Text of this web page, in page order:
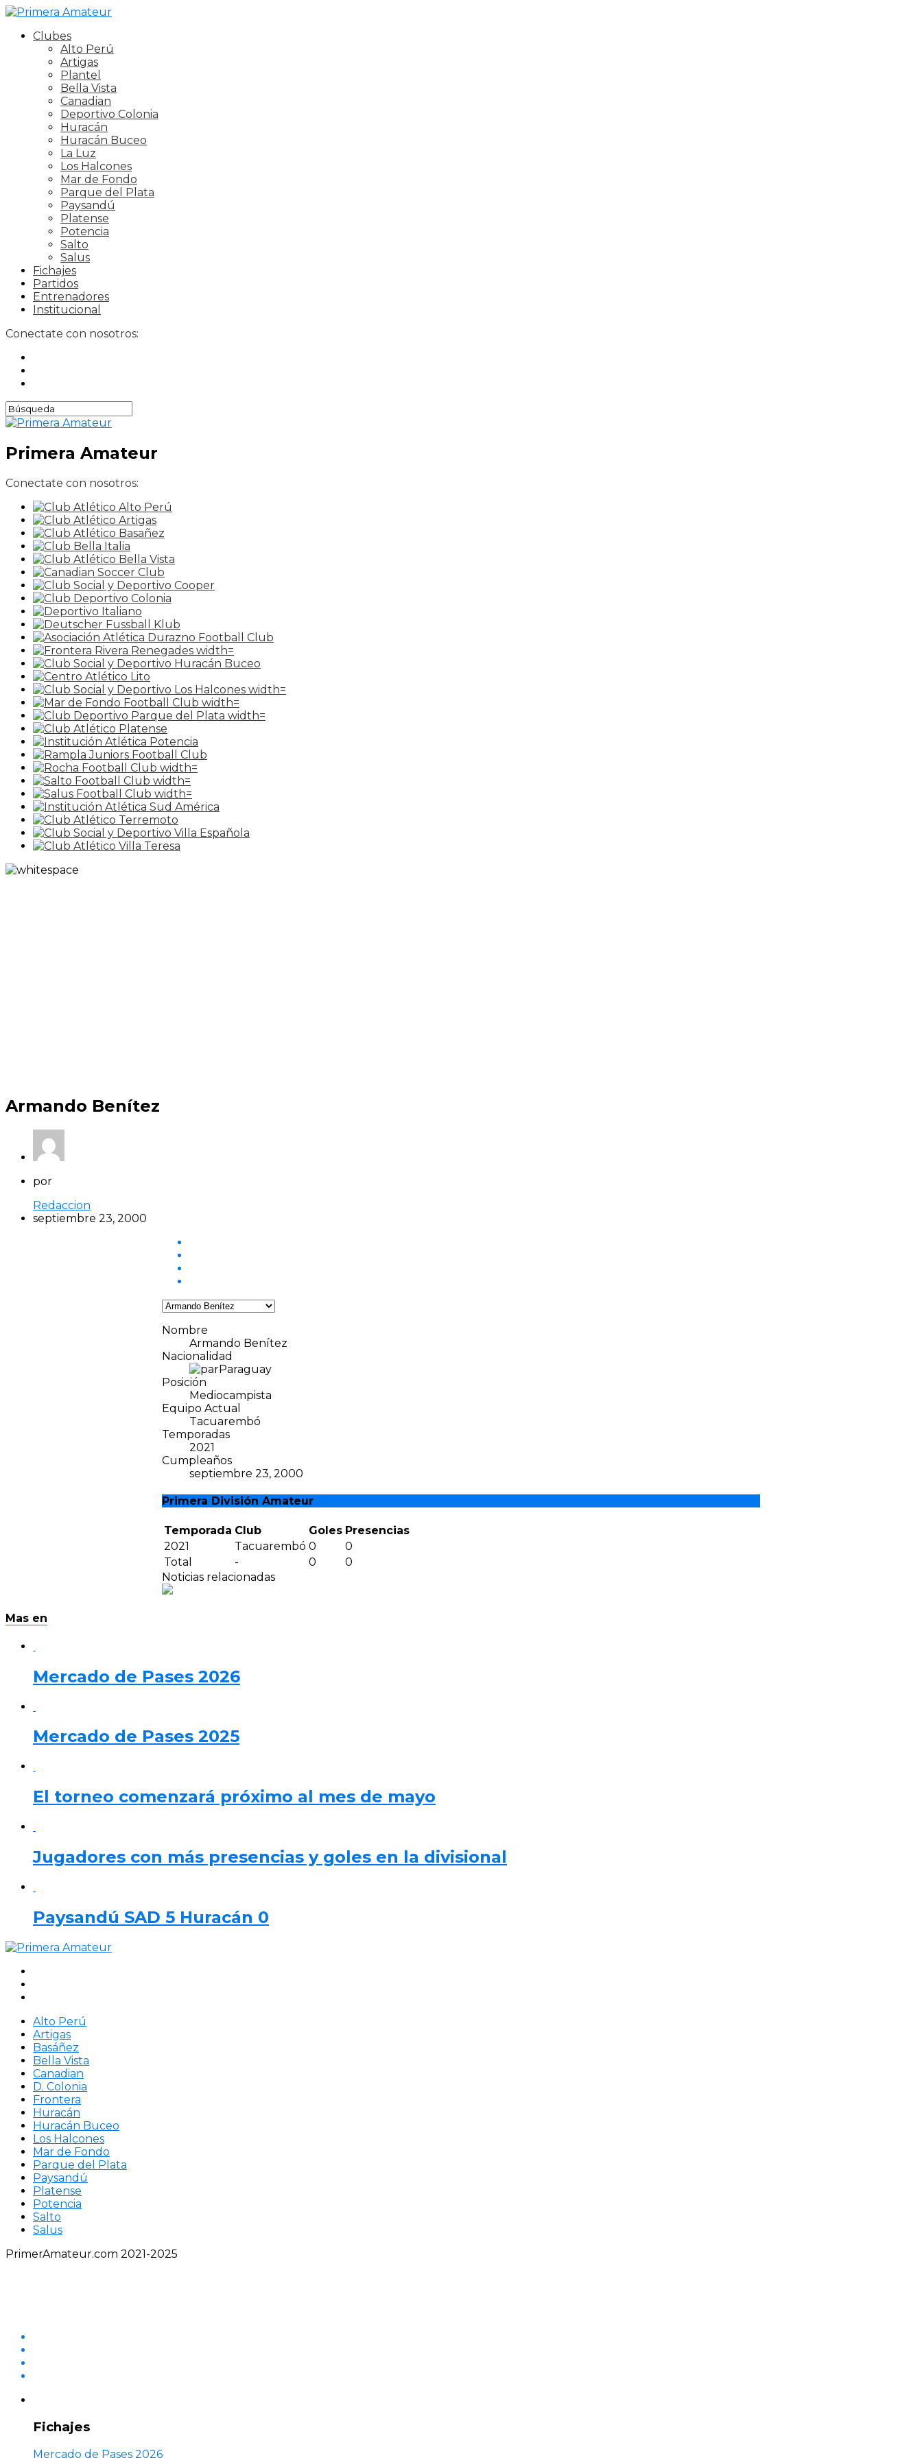
Clubes
Alto Perú
Artigas
Plantel
Bella Vista
Canadian
Deportivo Colonia
Huracán
Huracán Buceo
La Luz
Los Halcones
Mar de Fondo
Parque del Plata
Paysandú
Platense
Potencia
Salto
Salus
Fichajes
Partidos
Entrenadores
Institucional
Conectate con nosotros:
Primera Amateur
Conectate con nosotros:
Armando Benítez
por
Redaccion
septiembre 23, 2000
Nombre
Armando Benítez
Nacionalidad
Paraguay
Posición
Mediocampista
Equipo Actual
Tacuarembó
Temporadas
2021
Cumpleaños
septiembre 23, 2000
Primera División Amateur
Temporada Club Goles Presencias
2021
Tacuarembó 0
0
Total
- 0
0
Noticias relacionadas
Mas en
Mercado de Pases 2026
Mercado de Pases 2025
El torneo comenzará próximo al mes de mayo
Jugadores con más presencias y goles en la divisional
Paysandú SAD 5 Huracán 0
Alto Perú
Artigas
Basáñez
Bella Vista
Canadian
D. Colonia
Frontera
Huracán
Huracán Buceo
Los Halcones
Mar de Fondo
Parque del Plata
Paysandú
Platense
Potencia
Salto
Salus
PrimerAmateur.com 2021-2025
Fichajes
Mercado de Pases 2026